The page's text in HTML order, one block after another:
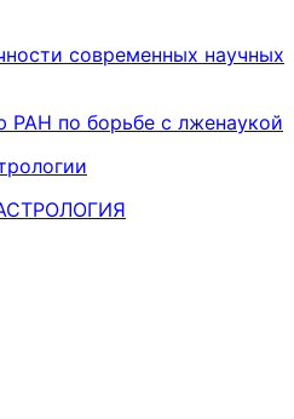
современных научных
по борьбе с лженаукой